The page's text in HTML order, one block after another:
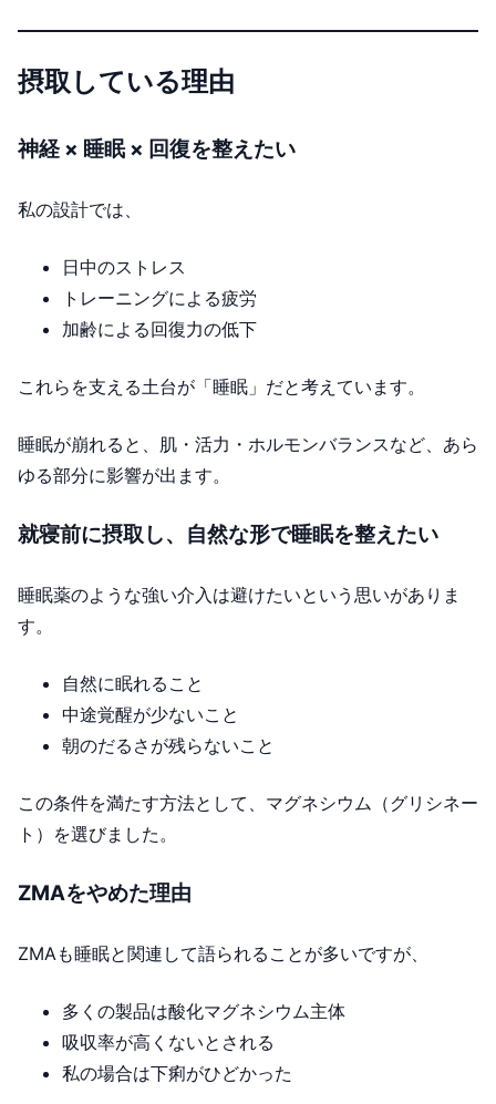
摂取している理由
神経 × 睡眠 × 回復を整えたい
私の設計では、
日中のストレス
トレーニングによる疲労
加齢による回復力の低下
これらを支える土台が「睡眠」だと考えています。
睡眠が崩れると、肌・活力・ホルモンバランスなど、あら
ゆる部分に影響が出ます。
就寝前に摂取し、自然な形で睡眠を整えたい
睡眠薬のような強い介入は避けたいという思いがありま
す。
自然に眠れること
中途覚醒が少ないこと
朝のだるさが残らないこと
この条件を満たす方法として、マグネシウム（グリシネー
ト）を選びました。
ZMAをやめた理由
ZMAも睡眠と関連して語られることが多いですが、
多くの製品は酸化マグネシウム主体
吸収率が高くないとされる
私の場合は下痢がひどかった